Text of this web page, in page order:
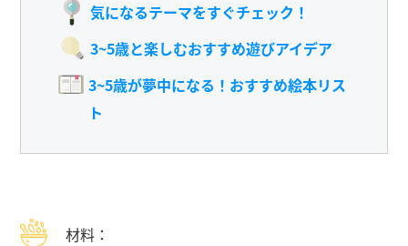
気になるテーマをすぐチェック！
3~5歳と楽しむおすすめ遊びアイデア
3~5歳が夢中になる！おすすめ絵本リス
ト
材料：